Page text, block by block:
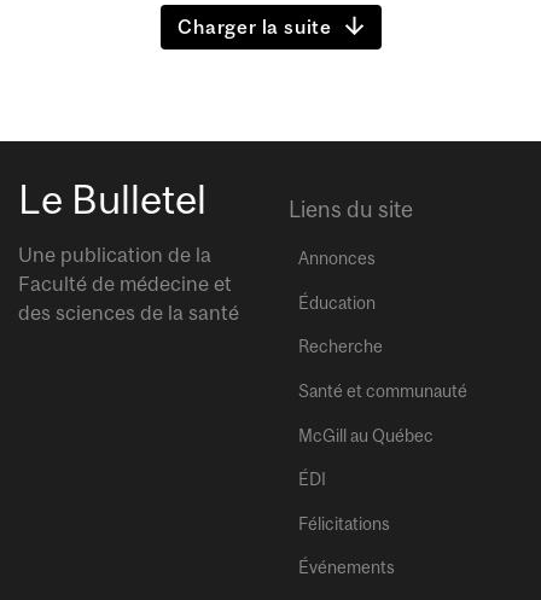
Charger la suite
Le Bulletel
Une publication de la
Faculté de médecine et
des sciences de la santé
Liens du site
Annonces
Éducation
Recherche
Santé et communauté
McGill au Québec
ÉDI
Félicitations
Événements